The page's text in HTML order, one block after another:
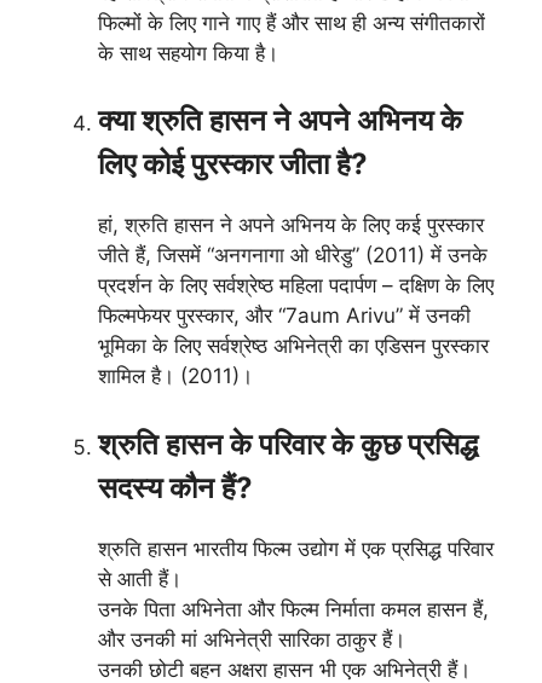
फिल्मों के लिए गाने गाए हैं और साथ ही अन्य संगीतकारों
के साथ सहयोग किया है।
क्या श्रुति हासन ने अपने अभिनय के
लिए कोई पुरस्कार जीता है?
हां, श्रुति हासन ने अपने अभिनय के लिए कई पुरस्कार
जीते हैं, जिसमें “अनगनागा ओ धीरेडु” (2011) में उनके
प्रदर्शन के लिए सर्वश्रेष्ठ महिला पदार्पण – दक्षिण के लिए
फिल्मफेयर पुरस्कार, और “7aum Arivu” में उनकी
भूमिका के लिए सर्वश्रेष्ठ अभिनेत्री का एडिसन पुरस्कार
शामिल है। (2011)।
श्रुति हासन के परिवार के कुछ प्रसिद्ध
सदस्य कौन हैं?
श्रुति हासन भारतीय फिल्म उद्योग में एक प्रसिद्ध परिवार
से आती हैं।
उनके पिता अभिनेता और फिल्म निर्माता कमल हासन हैं,
और उनकी मां अभिनेत्री सारिका ठाकुर हैं।
उनकी छोटी बहन अक्षरा हासन भी एक अभिनेत्री हैं।